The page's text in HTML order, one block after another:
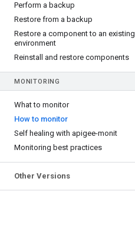
Perform a backup
Restore from a backup
Restore a component to an existing
environment
Reinstall and restore components
MONITORING
What to monitor
How to monitor
Self healing with apigee-monit
Monitoring best practices
Other Versions